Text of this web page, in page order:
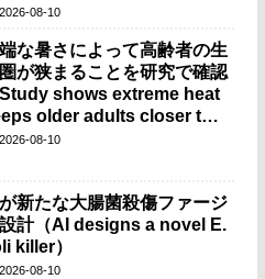
）
2026-08-10
な暑さによって高齢者の生
が狭まることを研究で確認
Study shows extreme heat
older adults closer to
）
2026-08-10
新たな大腸菌殺傷ファージ
計（AI designs a novel E.
killer）
2026-08-10